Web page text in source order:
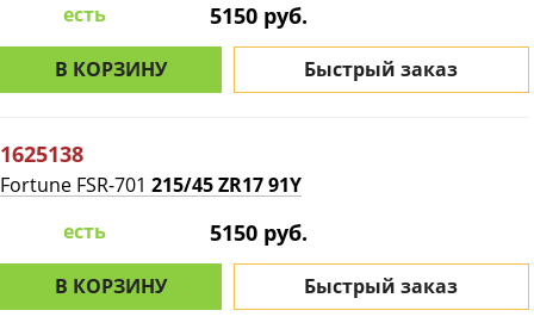
есть
5150 руб.
В КОРЗИНУ Быстрый заказ
1625138
Fortune FSR-701 215/45 ZR17 91Y
есть
5150 руб.
В КОРЗИНУ Быстрый заказ